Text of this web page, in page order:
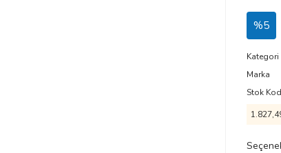
%5
Kategori
Marka
Stok